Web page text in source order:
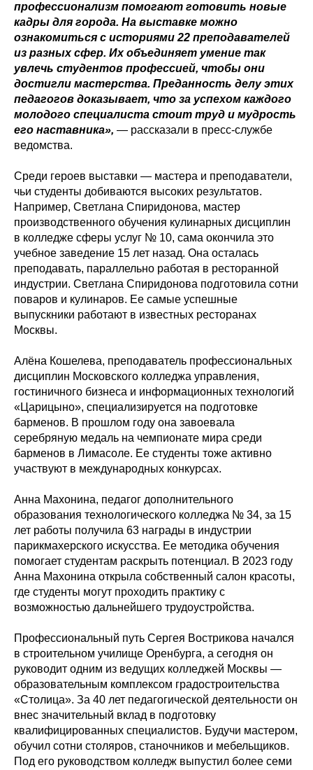
профессионализм помогают готовить новые
кадры для города. На выставке можно
ознакомиться с историями 22 преподавателей
из разных сфер. Их объединяет умение так
увлечь студентов профессией, чтобы они
достигли мастерства. Преданность делу этих
педагогов доказывает, что за успехом каждого
молодого специалиста стоит труд и мудрость
его наставника», — рассказали в пресс-службе
ведомства.
Среди героев выставки — мастера и преподаватели,
чьи студенты добиваются высоких результатов.
Например, Светлана Спиридонова, мастер
производственного обучения кулинарных дисциплин
в колледже сферы услуг № 10, сама окончила это
учебное заведение 15 лет назад. Она осталась
преподавать, параллельно работая в ресторанной
индустрии. Светлана Спиридонова подготовила сотни
поваров и кулинаров. Ее самые успешные
выпускники работают в известных ресторанах
Москвы.
Алёна Кошелева, преподаватель профессиональных
дисциплин Московского колледжа управления,
гостиничного бизнеса и информационных технологий
«Царицыно», специализируется на подготовке
барменов. В прошлом году она завоевала
серебряную медаль на чемпионате мира среди
барменов в Лимасоле. Ее студенты тоже активно
участвуют в международных конкурсах.
Анна Махонина, педагог дополнительного
образования технологического колледжа № 34, за 15
лет работы получила 63 награды в индустрии
парикмахерского искусства. Ее методика обучения
помогает студентам раскрыть потенциал. В 2023 году
Анна Махонина открыла собственный салон красоты,
где студенты могут проходить практику с
возможностью дальнейшего трудоустройства.
Профессиональный путь Сергея Вострикова начался
в строительном училище Оренбурга, а сегодня он
руководит одним из ведущих колледжей Москвы —
образовательным комплексом градостроительства
«Столица». За 40 лет педагогической деятельности он
внес значительный вклад в подготовку
квалифицированных специалистов. Будучи мастером,
обучил сотни столяров, станочников и мебельщиков.
Под его руководством колледж выпустил более семи